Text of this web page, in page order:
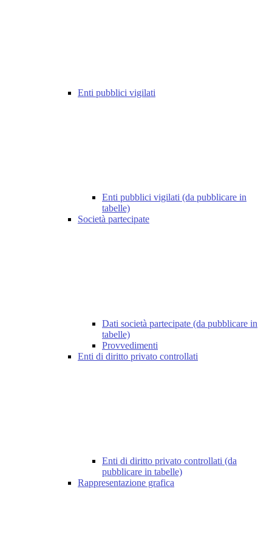
Enti pubblici vigilati
Enti pubblici vigilati (da pubblicare in
tabelle)
Società partecipate
Dati società partecipate (da pubblicare in
tabelle)
Provvedimenti
Enti di diritto privato controllati
Enti di diritto privato controllati (da
pubblicare in tabelle)
Rappresentazione grafica